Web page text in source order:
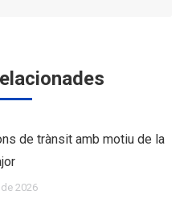
de trànsit amb motiu de la
2026